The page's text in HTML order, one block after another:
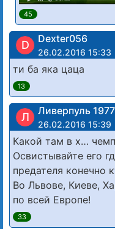
45
D Dexter056
26.02.2016 15:33
ти ба яка цаца
13
Л Ливерпуль 1977
26.02.2016 15:39
Какой там в х…
Освистывайте его
предателя конечно
Во Львове, Киеве,
по всей Европе!
33